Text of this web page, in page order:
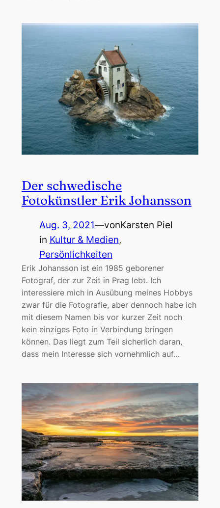
Der schwedische
Fotokünstler Erik Johansson
Aug. 3, 2021—vonKarsten Piel
in Kultur & Medien
Persönlichkeiten
Erik Johansson ist ein 1985 geborener
Fotograf, der zur Zeit in Prag lebt. Ich
interessiere mich in Ausübung meines Hobbys
zwar für die Fotografie, aber dennoch habe ich
mit diesem Namen bis vor kurzer Zeit noch
kein einziges Foto in Verbindung bringen
können. Das liegt zum Teil sicherlich daran,
dass mein Interesse sich vornehmlich auf…